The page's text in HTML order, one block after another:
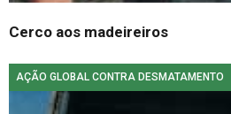
Cerco aos madeireiros
AÇÃO GLOBAL CONTRA DESMATAMENTO